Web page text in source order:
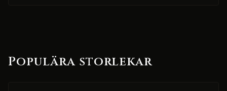
Populära storlekar